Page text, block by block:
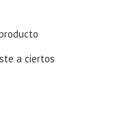
a ciertos